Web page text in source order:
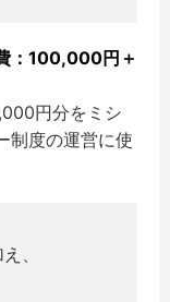
：100,000円＋
円分をミシ
制度の運営に使
、